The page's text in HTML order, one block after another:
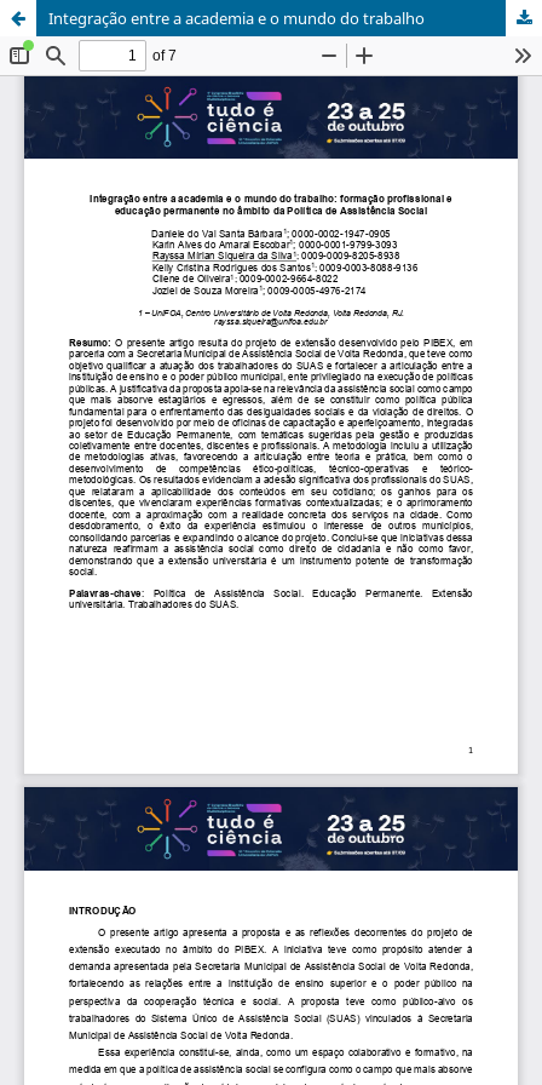
Integração entre a academia e o mundo do trabalho